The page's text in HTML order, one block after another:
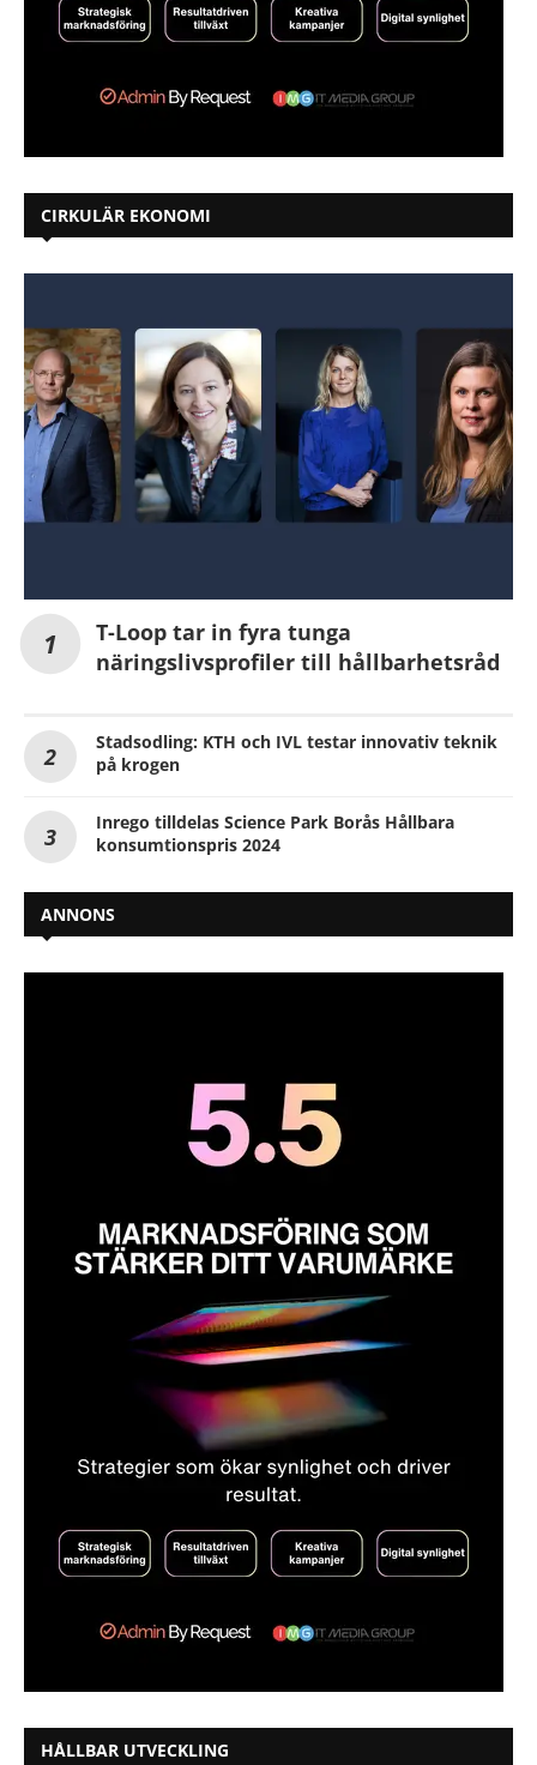
CIRKULÄR EKONOMI
T-Loop tar in fyra tunga
näringslivsprofiler till hållbarhetsråd
Stadsodling: KTH och IVL testar innovativ teknik
på krogen
Inrego tilldelas Science Park Borås Hållbara
konsumtionspris 2024
ANNONS
HÅLLBAR UTVECKLING